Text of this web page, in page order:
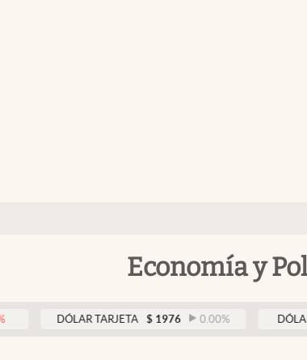
Economía y
DÓLAR TARJETA $ 1976 0.00 % DÓLAR MEP